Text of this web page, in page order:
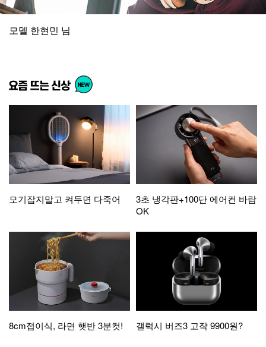
모델 한현민 님
모기잡지말고 켜두면 다죽어
3초 냉각판+100단 에어컨 바람
OK
8cm접이식, 라면 햇반 3분컷! 갤럭시 버즈3 고작 9900원?